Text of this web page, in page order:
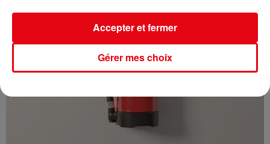
Gérer mes choix
Accepter et fermer